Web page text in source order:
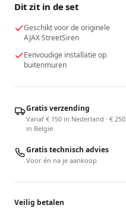
Dit zit in de set
Geschikt voor de originele
AJAX StreetSiren
Eenvoudige installatie op
buitenmuren
Gratis verzending
Vanaf € 150 in Nederland · € 250
in België
Gratis technisch advies
Voor én na je aankoop
Veilig betalen